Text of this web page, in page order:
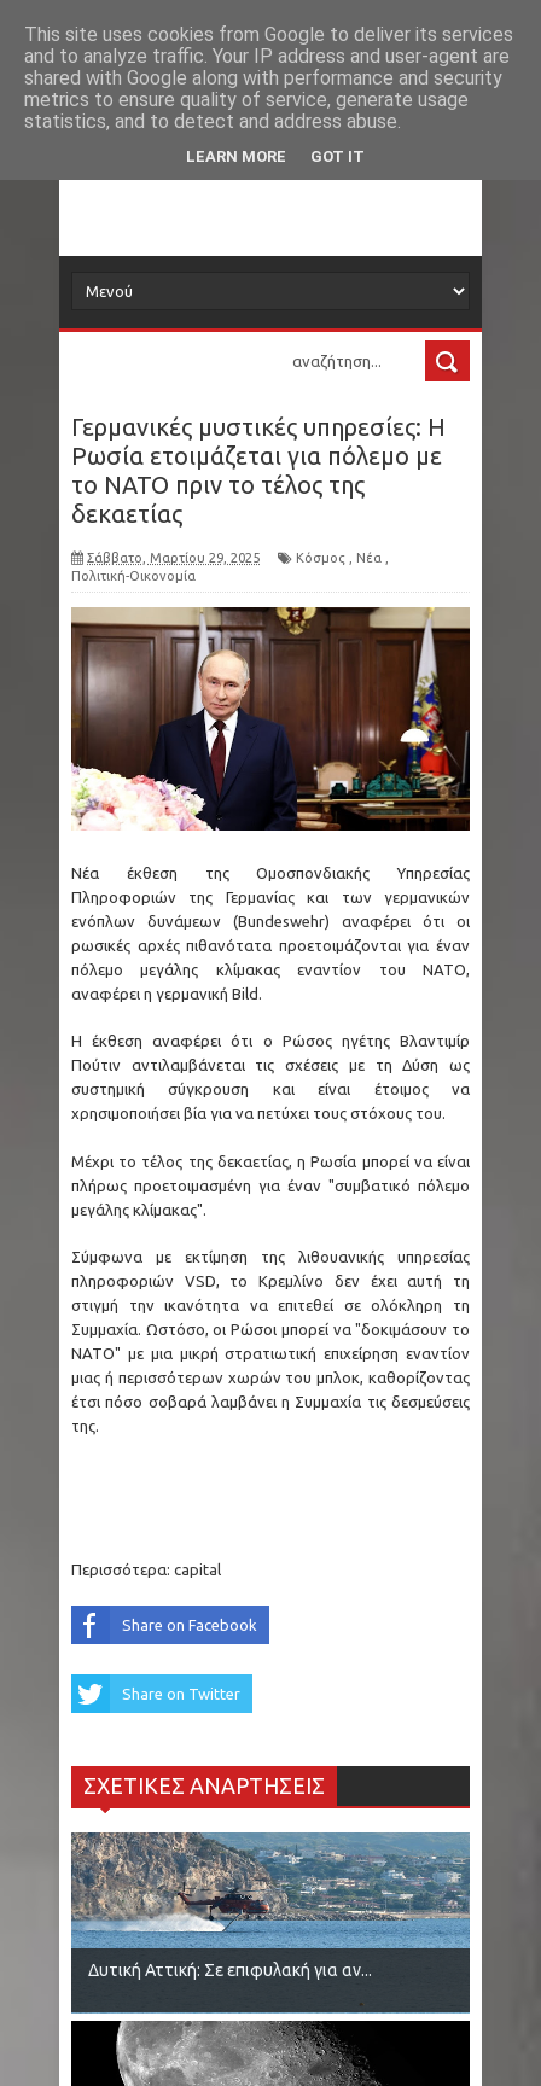
Νέα Loading...
δορυφόρος
Τα νέα όλου του κόσμου στο πιάτο σας
Γερμανικές μυστικές υπηρεσίες: Η
Ρωσία ετοιμάζεται για πόλεμο με
το ΝΑΤΟ πριν το τέλος της
δεκαετίας
Σάββατο, Μαρτίου 29, 2025 Κόσμος Νέα
Πολιτική-Οικονομία
Nέα έκθεση της Ομοσπονδιακής Υπηρεσίας
Πληροφοριών της Γερμανίας και των γερμανικών
ενόπλων δυνάμεων (Bundeswehr) αναφέρει ότι οι
ρωσικές αρχές πιθανότατα προετοιμάζονται για έναν
πόλεμο μεγάλης κλίμακας εναντίον του ΝΑΤΟ,
αναφέρει η γερμανική Bild.
Η έκθεση αναφέρει ότι ο Ρώσος ηγέτης Βλαντιμίρ
Πούτιν αντιλαμβάνεται τις σχέσεις με τη Δύση ως
συστημική σύγκρουση και είναι έτοιμος να
χρησιμοποιήσει βία για να πετύχει τους στόχους του.
Μέχρι το τέλος της δεκαετίας, η Ρωσία μπορεί να είναι
πλήρως προετοιμασμένη για έναν "συμβατικό πόλεμο
μεγάλης κλίμακας".
Σύμφωνα με εκτίμηση της λιθουανικής υπηρεσίας
πληροφοριών VSD, το Κρεμλίνο δεν έχει αυτή τη
στιγμή την ικανότητα να επιτεθεί σε ολόκληρη τη
Συμμαχία. Ωστόσο, οι Ρώσοι μπορεί να "δοκιμάσουν το
ΝΑΤΟ" με μια μικρή στρατιωτική επιχείρηση εναντίον
μιας ή περισσότερων χωρών του μπλοκ, καθορίζοντας
έτσι πόσο σοβαρά λαμβάνει η Συμμαχία τις δεσμεύσεις
της.
Περισσότερα: capital
Share on Facebook
Share on Twitter
ΣΧΕΤΙΚΕΣ ΑΝΑΡΤΗΣΕΙΣ
Δυτική Αττική: Σε επιφυλακή για αν...
This site uses cookies from Google to deliver its services
and to analyze traffic. Your IP address and user-agent are
shared with Google along with performance and security
metrics to ensure quality of service, generate usage
statistics, and to detect and address abuse.
LEARN MORE GOT IT